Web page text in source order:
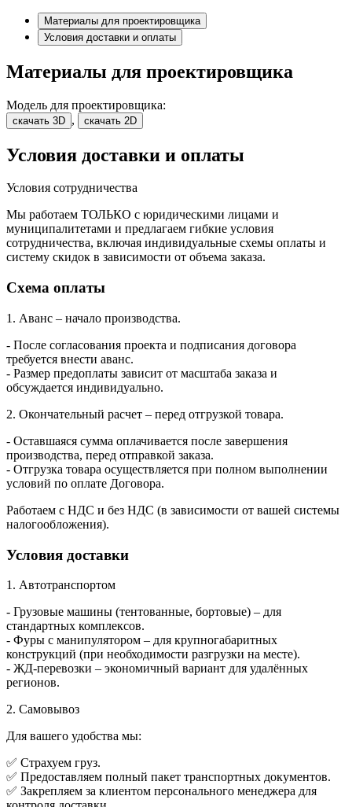
Материалы для проектировщика
Условия доставки и оплаты
Материалы для проектировщика
Модель для проектировщика:
скачать 3D , скачать 2D
Условия доставки и оплаты
Условия сотрудничества
Мы работаем ТОЛЬКО с юридическими лицами и
муниципалитетами и предлагаем гибкие условия
сотрудничества, включая индивидуальные схемы оплаты и
систему скидок в зависимости от объема заказа.
Схема оплаты
1. Аванс – начало производства.
- После согласования проекта и подписания договора
требуется внести аванс.
- Размер предоплаты зависит от масштаба заказа и
обсуждается индивидуально.
2. Окончательный расчет – перед отгрузкой товара.
- Оставшаяся сумма оплачивается после завершения
производства, перед отправкой заказа.
- Отгрузка товара осуществляется при полном выполнении
условий по оплате Договора.
Работаем с НДС и без НДС (в зависимости от вашей системы
налогообложения).
Условия доставки
1. Автотранспортом
- Грузовые машины (тентованные, бортовые) – для
стандартных комплексов.
- Фуры с манипулятором – для крупногабаритных
конструкций (при необходимости разгрузки на месте).
- ЖД-перевозки – экономичный вариант для удалённых
регионов.
2. Самовывоз
Для вашего удобства мы:
✅ Страхуем груз.
✅ Предоставляем полный пакет транспортных документов.
✅ Закрепляем за клиентом персонального менеджера для